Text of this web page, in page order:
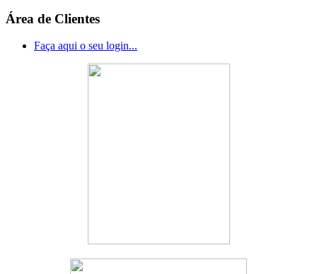
Área de Clientes
Faça aqui o seu login...